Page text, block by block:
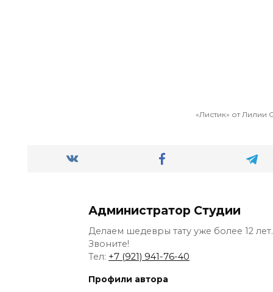
«Листик» от Лилии
Администратор Студии
Делаем шедевры тату уже более 12 лет.
Звоните!
Тел: +7 (921) 941-76-40
Профили автора